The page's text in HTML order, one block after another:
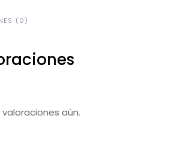
(0)
valoraciones aún.